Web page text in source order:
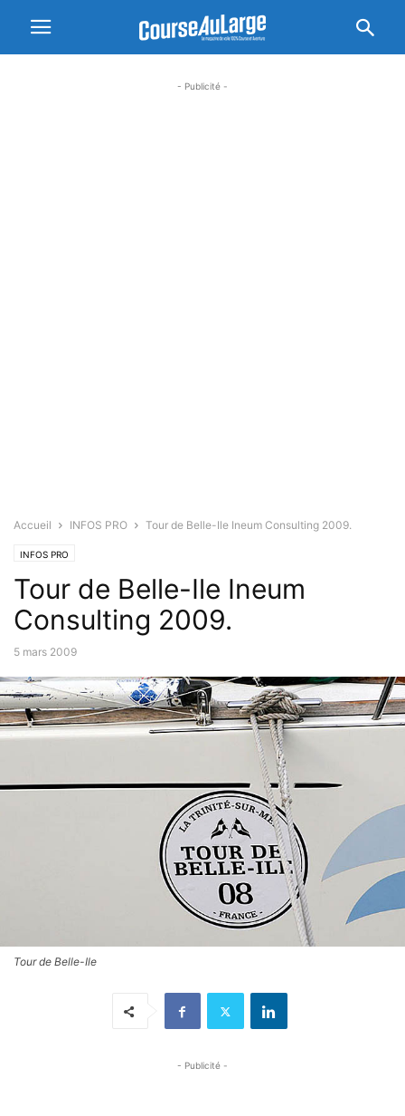
- Publicité -
Accueil INFOS PRO Tour de Belle-Ile Ineum Consulting 2009.
INFOS PRO
Tour de Belle-Ile Ineum
Consulting 2009.
5 mars 2009
Tour de Belle-Ile
- Publicité -